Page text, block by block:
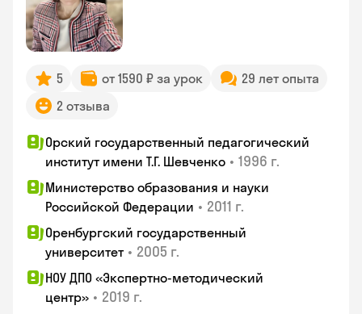
5 от 1590 ₽ за урок
29 лет опыта
2 отзыва
Орский государственный педагогический
институт имени Т.Г. Шевченко • 1996 г.
Министерство образования и науки
Российской Федерации • 2011 г.
Оренбургский государственный
университет • 2005 г.
НОУ ДПО «Экспертно-методический
центр» • 2019 г.